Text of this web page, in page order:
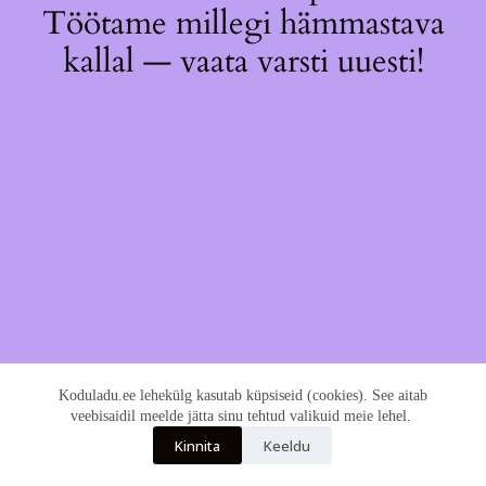
Koduladu.ee lehekülg kasutab küpsiseid (cookies). See aitab
veebisaidil meelde jätta sinu tehtud valikuid meie lehel.
Kinnita Keeldu
Töötame millegi hämmastava
kallal — vaata varsti uuesti!